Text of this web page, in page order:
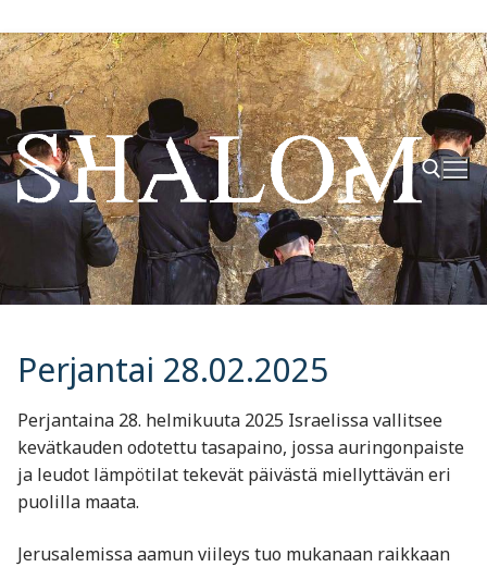
Hyppää
sisältöön
Hae:
Perjantai 28.02.2025
Perjantaina 28. helmikuuta 2025 Israelissa vallitsee
kevätkauden odotettu tasapaino, jossa auringonpaiste
ja leudot lämpötilat tekevät päivästä miellyttävän eri
puolilla maata.
Jerusalemissa aamun viileys tuo mukanaan raikkaan